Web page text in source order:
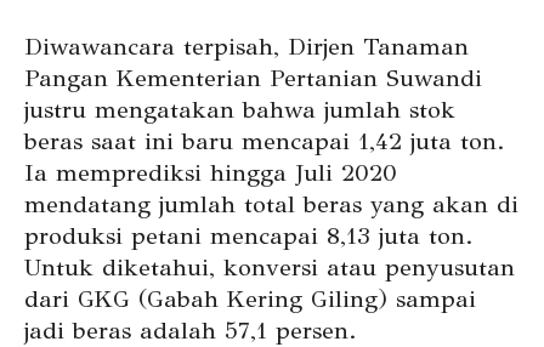
Diwawancara terpisah, Dirjen Tanaman
Pangan Kementerian Pertanian Suwandi
justru mengatakan bahwa jumlah stok
beras saat ini baru mencapai 1,42 juta ton.
Ia memprediksi hingga Juli 2020
mendatang jumlah total beras yang akan di
produksi petani mencapai 8,13 juta ton.
Untuk diketahui, konversi atau penyusutan
dari GKG (Gabah Kering Giling) sampai
jadi beras adalah 57,1 persen.